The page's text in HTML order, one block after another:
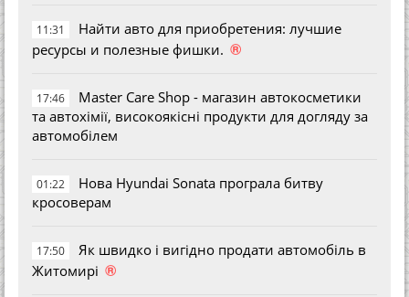
11:31
Найти авто для приобретения: лучшие
ресурсы и полезные фишки. ®
17:46
Master Care Shop - магазин автокосметики
та автохімії, високоякісні продукти для догляду за
автомобілем
01:22
Нова Hyundai Sonata програла битву
кросоверам
17:50
Як швидко і вигідно продати автомобіль в
Житомирі ®